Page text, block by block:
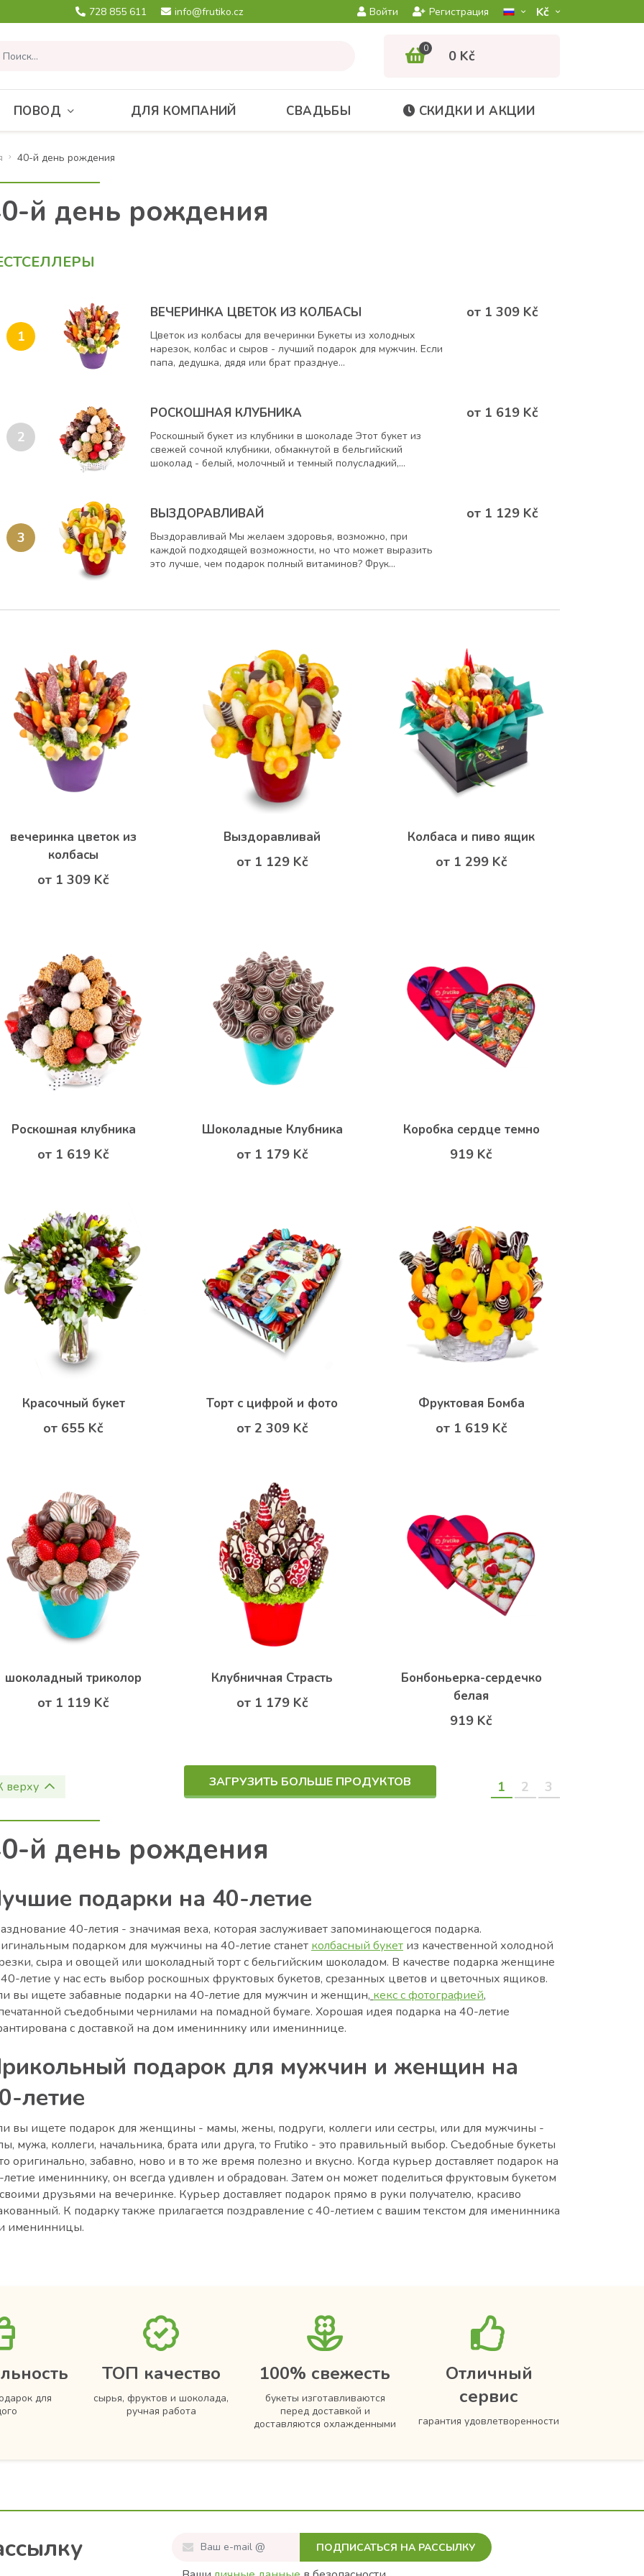
728 855 611 info@frutiko.cz Войти Регистрация Kč­
0 0 Kč
ПОВОД ДЛЯ КОМПАНИЙ СВАДЬБЫ СКИДКИ И АКЦИИ
40-й день рождения
й день рождения
1
ВЕЧЕРИНКА ЦВЕТОК ИЗ КОЛБАСЫ
Цветок из колбасы для вечеринки Букеты из холодных
нарезок, колбас и сыров - лучший подарок для мужчин. Если
папа, дедушка, дядя или брат празднуе...
от 1 309 Kč
2
РОСКОШНАЯ КЛУБНИКА
Роскошный букет из клубники в шоколаде Этот букет из
свежей сочной клубники, обмакнутой в бельгийский
шоколад - белый, молочный и темный полусладкий,...
от 1 619 Kč
3
ВЫЗДОРАВЛИВАЙ
Выздоравливай Мы желаем здоровья, возможно, при
каждой подходящей возможности, но что может выразить
это лучше, чем подарок полный витаминов? Фрук...
от 1 129 Kč
вечеринка цветок из
колбасы
от 1 309 Kč
Выздоравливай
от 1 129 Kč
Колбаса и пиво ящик
от 1 299 Kč
Роскошная клубника
от 1 619 Kč
Шоколадные Клубника
от 1 179 Kč
Коробка сердце темно
919 Kč
Красочный букет
от 655 Kč
Торт с цифрой и фото
от 2 309 Kč
Фруктовая Бомба
от 1 619 Kč
шоколадный триколор
от 1 119 Kč
Клубничная Страсть
от 1 179 Kč
Бонбоньерка-сердечко
белая
919 Kč
верху ЗАГРУЗИТЬ БОЛЬШЕ ПРОДУКТОВ 1 2 3
й день рождения
подарки на 40-летие
40-летия - значимая веха, которая заслуживает запоминающегося подарка.
подарком для мужчины на 40-летие станетколбасный букет из качественной холодной
сыра и овощей или шоколадный торт с бельгийским шоколадом. В качестве подарка женщине
летие у нас есть выбор роскошных фруктовых букетов, срезанных цветов и цветочных ящиков.
вы ищете забавные подарки на 40-летие для мужчин и женщин, кекс с фотографией,
съедобными чернилами на помадной бумаге. Хорошая идея подарка на 40-летие
с доставкой на дом имениннику или имениннице.
подарок для мужчин и женщин на
летие
вы ищете подарок для женщины - мамы, жены, подруги, коллеги или сестры, или для мужчины -
мужа, коллеги, начальника, брата или друга, то Frutiko - это правильный выбор. Съедобные букеты
оригинально, забавно, ново и в то же время полезно и вкусно. Когда курьер доставляет подарок на
имениннику, он всегда удивлен и обрадован. Затем он может поделиться фруктовым букетом
друзьями на вечеринке. Курьер доставляет подарок прямо в руки получателю, красиво
К подарку также прилагается поздравление с 40-летием с вашим текстом для именинника
именинницы.
для
ТОП качество
сырья, фруктов и шоколада,
ручная работа
100% свежесть
букеты изготавливаются
перед доставкой и
доставляются охлажденными
Отличный
сервис
гарантия удовлетворенности
ПОДПИСАТЬСЯ НА РАССЫЛКУ